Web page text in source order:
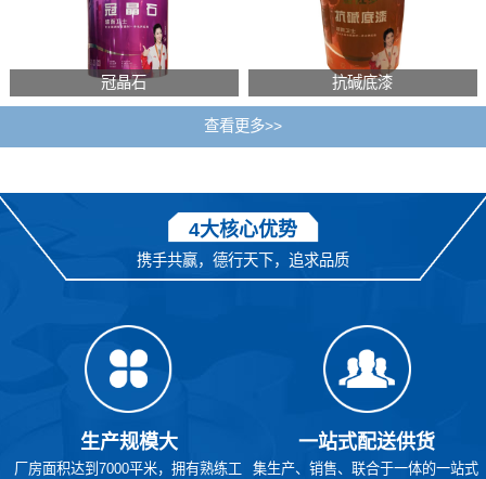
冠晶石 抗碱底漆
查看更多>>
4大核心优势
携手共赢，德行天下，追求品质
生产规模大
厂房面积达到7000平米，拥有熟练工
一站式配送供货
集生产、销售、联合于一体的一站式